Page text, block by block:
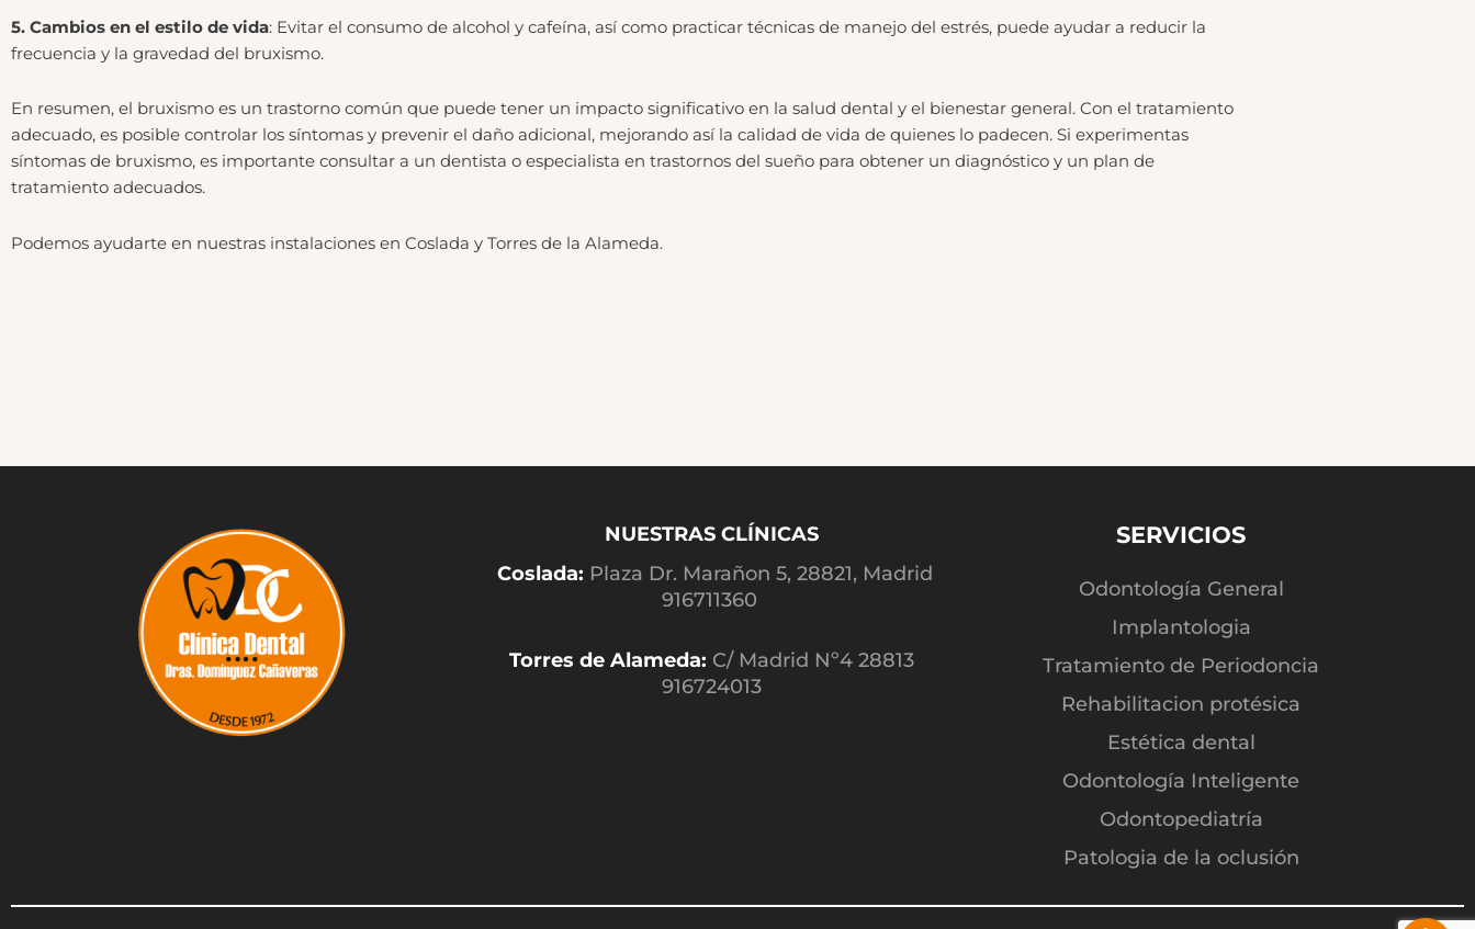
5. Cambios en el estilo de vida: Evitar el consumo de alcohol y cafeína, así como practicar técnicas de manejo del estrés, puede ayudar a reducir la
frecuencia y la gravedad del bruxismo.
En resumen, el bruxismo es un trastorno común que puede tener un impacto significativo en la salud dental y el bienestar general. Con el tratamiento
adecuado, es posible controlar los síntomas y prevenir el daño adicional, mejorando así la calidad de vida de quienes lo padecen. Si experimentas
síntomas de bruxismo, es importante consultar a un dentista o especialista en trastornos del sueño para obtener un diagnóstico y un plan de
tratamiento adecuados.
Podemos ayudarte en nuestras instalaciones en Coslada y Torres de la Alameda.
NUESTRAS CLÍNICAS
Coslada: Plaza Dr. Marañon 5, 28821, Madrid
916711360
Torres de Alameda: C/ Madrid Nº4 28813
916724013
SERVICIOS
Odontología General
Implantologia
Tratamiento de Periodoncia
Rehabilitacion protésica
Estética dental
Odontología Inteligente
Odontopediatría
Patologia de la oclusión